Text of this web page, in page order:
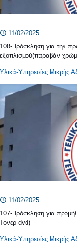
11/02/2025
108-Πρόσκληση για την
εξοπλισμού(παραβάν
Υλικά-Υπηρεσίες Μικρής
11/02/2025
107-Πρόσκληση για
Τονερ-dvd)
Υλικά-Υπηρεσίες Μικρής